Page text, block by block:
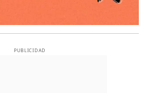
PUBLICIDAD